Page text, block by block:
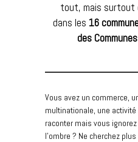
tout, mais surtout
dans les 16
des
Vous avez un commerce,
multinationale, une
raconter mais vous
l’ombre ? Ne cherchez plus